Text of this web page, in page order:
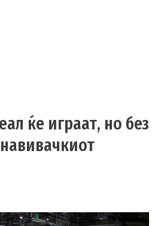
ќе играат, но без